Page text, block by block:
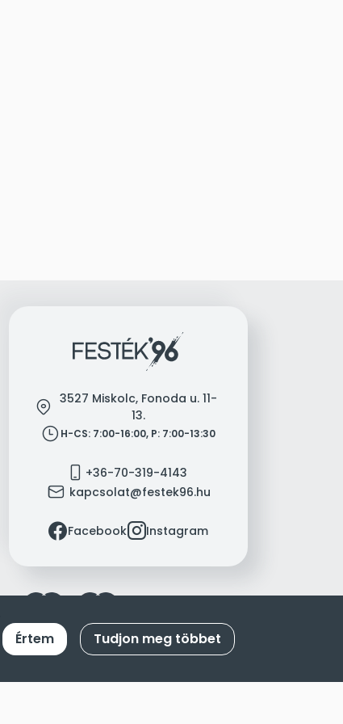
location 3527 Miskolc, Fonoda u. 11-
13.
clock H-CS: 7:00-16:00, P: 7:00-13:30
mobile +36-70-319-4143
mail kapcsolat@festek96.hu
facebookFacebookinstagramInstagram
Értem Tudjon meg többet